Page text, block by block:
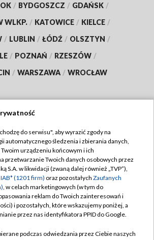
/ BYDGOSZCZ / GDAŃSK /
WLKP. / KATOWICE / KIELCE /
/ LUBLIN / ŁÓDŹ / OLSZTYN /
/ POZNAŃ / RZESZÓW /
/ WARSZAWA / WROCŁAW
TVP
TVP
Cyfrowa
Regulamin TVP
Polityka prywatności
Moje zgody
Pomoc
do serwisu", aby wyrazić zgody na
automatycznego śledzenia i zbierania danych,
urządzeniu końcowym i ich
przetwarzanie Twoich danych osobowych przez
S.A. w likwidacji (zwaną dalej również „TVP”),
(1201 firm) oraz pozostałych Zaufanych
, w celach marketingowych (w tym do
reklam do Twoich zainteresowań i
i pozostałych, które wskazujemy poniżej, a
przez nas identyfikatora PPID do Google.
podczas odwiedzania przez Ciebie naszych